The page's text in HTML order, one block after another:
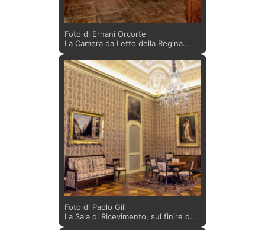
Foto di Ernani Orcorte
La Camera da Letto della Regina
Emanuele II, fu decorata intorno al
1852, dall’équipe dell’ebanista
Gabriele Capello, sotto la direzione
di Domenico Ferri. Su uno dei due
cassettoni presenti nella sala è
collocato il grandioso vaso in
porcellana di Meissen, con fiori a
palla di neve e uccelli, di Johann
Joachim Kandler, acquistato dal re
all’Esposizione Nazionale del 1858.
Foto di Paolo Gili
La Sala di Ricevimento, sul finire del